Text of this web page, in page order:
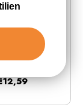
für
55 cm -